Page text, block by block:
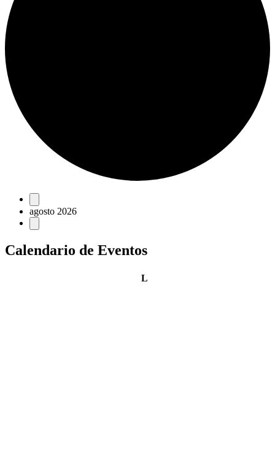
Eventos
agosto 2026
Calendario de Eventos
Llunes